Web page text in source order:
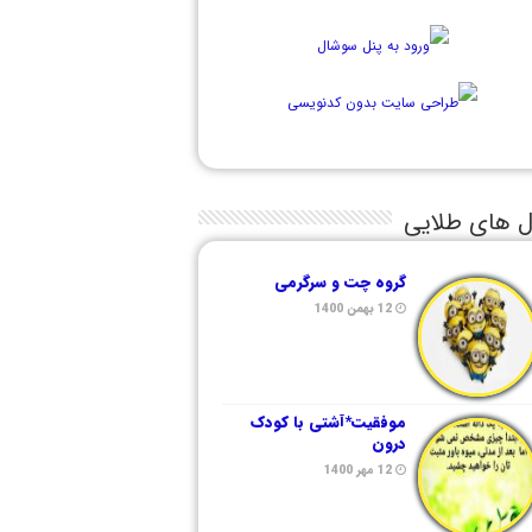
های طلایی
گروه چت و سرگرمی
12 بهمن 1400
موفقیت*آشتی با کودک
درون
12 مهر 1400